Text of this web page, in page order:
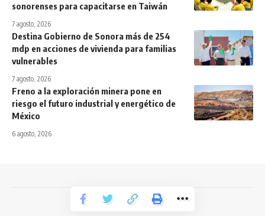
sonorenses para capacitarse en Taiwán
7 agosto, 2026
Destina Gobierno de Sonora más de 254
mdp en acciones de vivienda para familias
vulnerables
7 agosto, 2026
Freno a la exploración minera pone en
riesgo el futuro industrial y energético de
México
6 agosto, 2026
Todos los derechos reservados